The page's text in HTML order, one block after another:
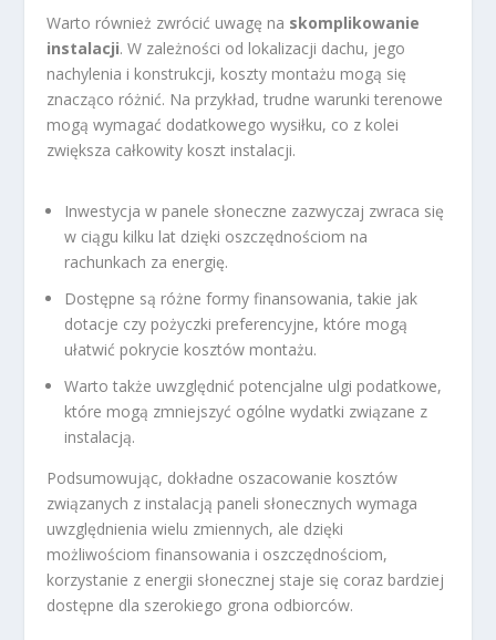
Warto również zwrócić uwagę na skomplikowanie
instalacji. W zależności od lokalizacji dachu, jego
nachylenia i konstrukcji, koszty montażu mogą się
znacząco różnić. Na przykład, trudne warunki terenowe
mogą wymagać dodatkowego wysiłku, co z kolei
zwiększa całkowity koszt instalacji.
Inwestycja w panele słoneczne zazwyczaj zwraca się
w ciągu kilku lat dzięki oszczędnościom na
rachunkach za energię.
Dostępne są różne formy finansowania, takie jak
dotacje czy pożyczki preferencyjne, które mogą
ułatwić pokrycie kosztów montażu.
Warto także uwzględnić potencjalne ulgi podatkowe,
które mogą zmniejszyć ogólne wydatki związane z
instalacją.
Podsumowując, dokładne oszacowanie kosztów
związanych z instalacją paneli słonecznych wymaga
uwzględnienia wielu zmiennych, ale dzięki
możliwościom finansowania i oszczędnościom,
korzystanie z energii słonecznej staje się coraz bardziej
dostępne dla szerokiego grona odbiorców.